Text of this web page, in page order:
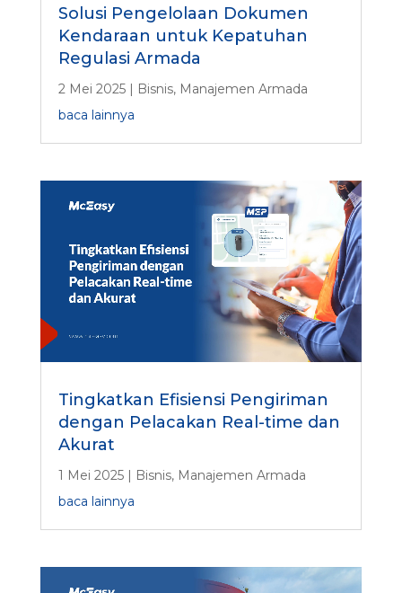
Solusi Pengelolaan Dokumen
Kendaraan untuk Kepatuhan
Regulasi Armada
2 Mei 2025| Bisnis, Manajemen Armada
baca lainnya
Tingkatkan Efisiensi Pengiriman
dengan Pelacakan Real-time dan
Akurat
1 Mei 2025| Bisnis, Manajemen Armada
baca lainnya